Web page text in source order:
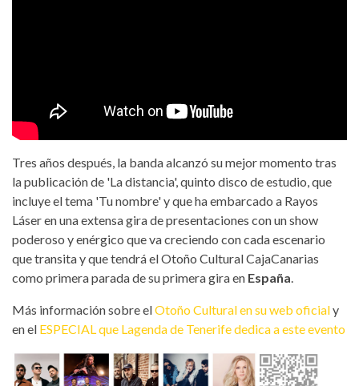
Tres años después, la banda alcanzó su mejor momento tras
la publicación de 'La distancia', quinto disco de estudio, que
incluye el tema 'Tu nombre' y que ha embarcado a Rayos
Láser en una extensa gira de presentaciones con un show
poderoso y enérgico que va creciendo con cada escenario
que transita y que tendrá el Otoño Cultural CajaCanarias
como primera parada de su primera gira en España
Más información sobre elOtoño Cultural en su web oficialy
en el ESPECIAL que Lagenda de Tenerife dedica a este evento